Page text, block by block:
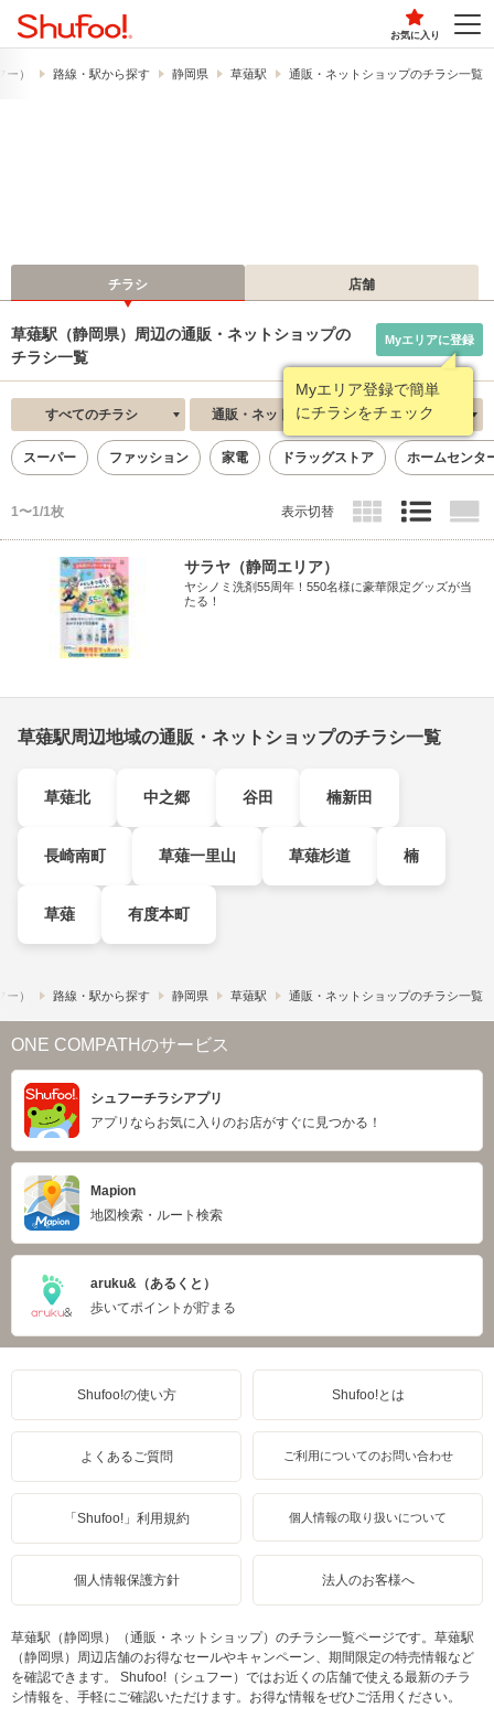
お気に入り
） 路線・駅から探す 静岡県 草薙駅 通販・ネットショップのチラシ一覧
チラシ 店舗
草薙駅（静岡県）周辺の通販・ネットショップの
チラシ一覧
Myエリア登録で簡単
にチラシをチェック
Myエリアに登録
すべてのチラシ 通販・ネットショップ 新着順
スーパー ファッション 家電 ドラッグストア ホームセンタ
1〜1/1枚 表示切替
サラヤ（静岡エリア）
ヤシノミ洗剤55周年！550名様に豪華限定グッズが当
たる！
草薙駅周辺地域の通販・ネットショップのチラシ一覧
草薙北 中之郷 谷田 楠新田
長崎南町 草薙一里山 草薙杉道 楠
草薙 有度本町
） 路線・駅から探す 静岡県 草薙駅 通販・ネットショップのチラシ一覧
ONE COMPATHのサービス
シュフーチラシアプリ
アプリならお気に入りのお店がすぐに見つかる！
Mapion
地図検索・ルート検索
aruku&（あるくと）
歩いてポイントが貯まる
Shufoo!の使い方 Shufoo!とは
よくあるご質問 ご利用についてのお問い合わせ
「Shufoo!」利用規約 個人情報の取り扱いについて
個人情報保護方針 法人のお客様へ
草薙駅（静岡県）（通販・ネットショップ）のチラシ一覧ページです。草薙駅
（静岡県）周辺店舗のお得なセールやキャンペーン、期間限定の特売情報など
を確認できます。 Shufoo!（シュフー）ではお近くの店舗で使える最新のチラ
シ情報を、手軽にご確認いただけます。お得な情報をぜひご活用ください。